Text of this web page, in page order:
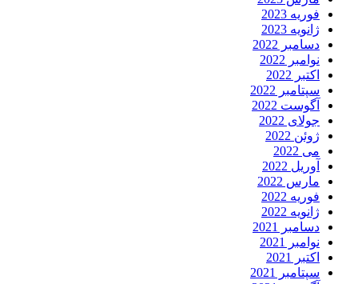
فوریه 2023
ژانویه 2023
دسامبر 2022
نوامبر 2022
اکتبر 2022
سپتامبر 2022
آگوست 2022
جولای 2022
ژوئن 2022
می 2022
آوریل 2022
مارس 2022
فوریه 2022
ژانویه 2022
دسامبر 2021
نوامبر 2021
اکتبر 2021
سپتامبر 2021